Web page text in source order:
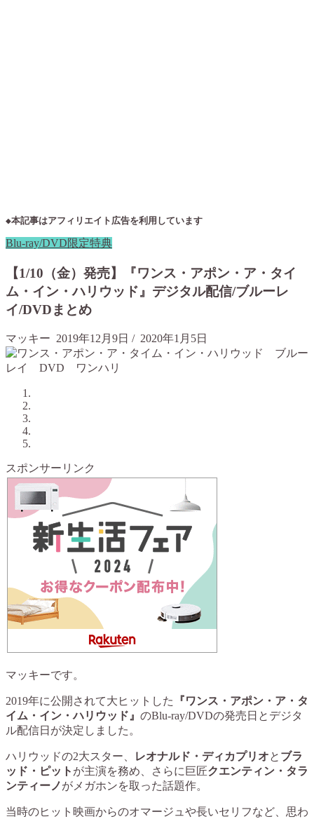
◆本記事はアフィリエイト広告を利用しています
Blu-ray/DVD限定特典
【1/10（金）発売】『ワンス・アポン・ア・タイ
ム・イン・ハリウッド』デジタル配信/ブルーレ
イ/DVDまとめ
マッキー 2019年12月9日 / 2020年1月5日
スポンサーリンク
マッキーです。
2019年に公開されて大ヒットした
『ワンス・アポン・ア・タ
イム・イン・ハリウッド』 のBlu-ray/DVDの発売日とデジタ
ル配信日が決定しました。
ハリウッドの2大スター、 レオナルド・ディカプリオと ブラ
ッド・ピット が主演を務め、さらに巨匠クエンティン・タラ
ンティーノがメガホンを取った話題作。
当時のヒット映画からのオマージュや長いセリフなど、思わ